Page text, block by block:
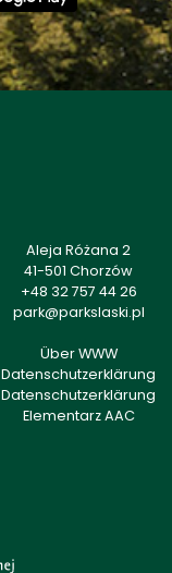
Aleja Różana 2
41-501 Chorzów
+48 32 757 44 26
park@parkslaski.pl
Über WWW
Datenschutzerklärung
Datenschutzerklärung
Elementarz AAC